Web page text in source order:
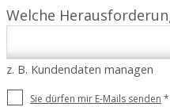
Welche
z. B. Kundendaten managen
Sie dürfen mir E-Mails senden *